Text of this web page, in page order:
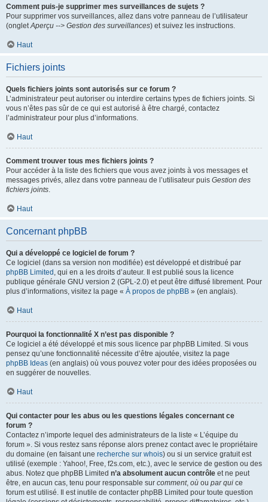
Comment puis-je supprimer mes surveillances de sujets ?
Pour supprimer vos surveillances, allez dans votre panneau de l’utilisateur
(ongletAperçu --> Gestion des surveillances) et suivez les instructions.
Haut
Fichiers joints
Quels fichiers joints sont autorisés sur ce forum ?
L’administrateur peut autoriser ou interdire certains types de fichiers joints. Si
vous n’êtes pas sûr de ce qui est autorisé à être chargé, contactez
l’administrateur pour plus d’informations.
Haut
Comment trouver tous mes fichiers joints ?
Pour accéder à la liste des fichiers que vous avez joints à vos messages et
messages privés, allez dans votre panneau de l’utilisateur puis Gestion des
fichiers joints.
Haut
Concernant phpBB
Qui a développé ce logiciel de forum ?
Ce logiciel (dans sa version non modifiée) est développé et distribué par
phpBB Limited , qui en a les droits d’auteur. Il est publié sous la licence
publique générale GNU version 2 (GPL-2.0) et peut être diffusé librement. Pour
plus d’informations, visitez la page « À propos de phpBB » (en anglais).
Haut
Pourquoi la fonctionnalité X n’est pas disponible ?
Ce logiciel a été développé et mis sous licence par phpBB Limited. Si vous
pensez qu’une fonctionnalité nécessite d’être ajoutée, visitez la page
phpBB Ideas (en anglais) où vous pouvez voter pour des idées proposées ou
en suggérer de nouvelles.
Haut
Qui contacter pour les abus ou les questions légales concernant ce
forum ?
Contactez n’importe lequel des administrateurs de la liste « L’équipe du
forum ». Si vous restez sans réponse alors prenez contact avec le propriétaire
du domaine (en faisant une recherche sur whois) ou si un service gratuit est
utilisé (exemple : Yahoo!, Free, f2s.com, etc.), avec le service de gestion ou des
abus. Notez que phpBB Limited n’a absolument aucun contrôle et ne peut
être, en aucun cas, tenu pour responsable sur comment, où ou par qui ce
forum est utilisé. Il est inutile de contacter phpBB Limited pour toute question